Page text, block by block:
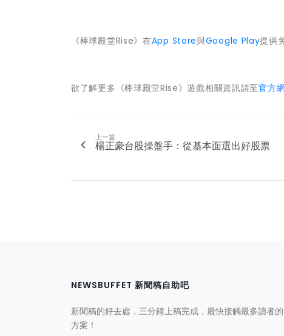
《棒球殿堂Rise》在App Store與Google Play提供
欲了解更多《棒球殿堂Rise》遊戲相關資訊請至官方
上一篇
楊正豪台股操盤手：從基本面選出好股票
NEWSBUFFET 新聞稿自助吧
新聞稿的好去處，三分鐘上稿完成，最快接觸最多讀者的
方案！